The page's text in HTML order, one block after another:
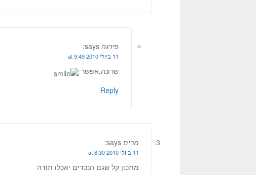
פירגה says:
11 ביולי 2010 at 9:49
שרונה,אפשר
Reply
מרים says:
11 ביולי 2010 at 8:30
מתכון קל שגם הנכדים יאכלו תודה